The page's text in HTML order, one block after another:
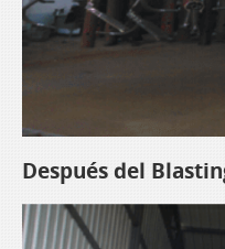
Después del